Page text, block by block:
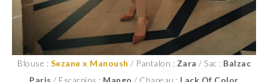
Blouse : Sezane x Manoush / Pantalon : Zara / Sac : Balzac
Paris / Escarpins : Mango / Chapeau : Lack Of Color